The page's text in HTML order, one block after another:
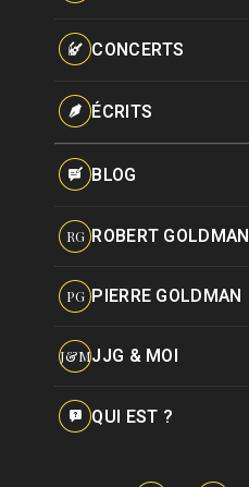
Pseudonymes
CONCERTS
ÉCRITS
Interviews
BLOG
RG ROBERT GOLDMAN
PG PIERRE GOLDMAN
J&MJJG & MOI
QUI EST ?